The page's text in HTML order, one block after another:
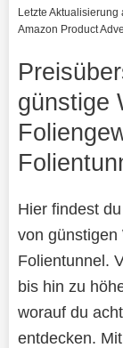
Letzte Aktualisierung
Amazon Product
günstige
Hier findest
von
Folientunnel.
bis hin zu
worauf du
entdecken.